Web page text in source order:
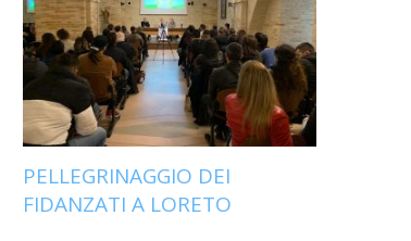
PELLEGRINAGGIO DEI
FIDANZATI A LORETO